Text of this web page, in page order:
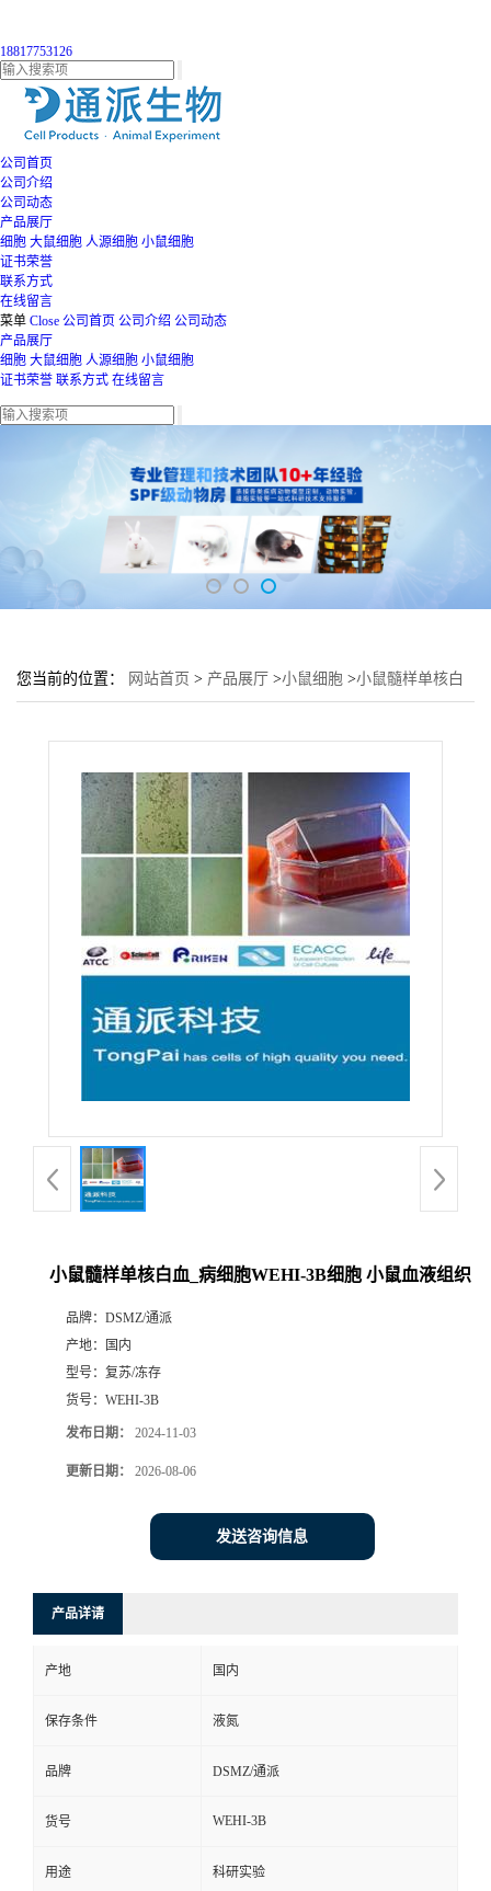
18817753126
公司首页
公司介绍
公司动态
产品展厅
细胞 大鼠细胞 人源细胞 小鼠细胞
证书荣誉
联系方式
在线留言
菜单 Close 公司首页 公司介绍 公司动态
产品展厅
细胞 大鼠细胞 人源细胞 小鼠细胞
证书荣誉 联系方式 在线留言
您当前的位置： 网站首页 > 产品展厅 >小鼠细胞 >小鼠髓样单核白
小鼠髓样单核白血_病细胞WEHI-3B细胞 小鼠血液组织
品牌： DSMZ/通派
产地：
国内
型号： 复苏/冻存
货号： WEHI-3B
发布日期： 2024-11-03
更新日期： 2026-08-06
发送咨询信息
产品详请
产地 国内
保存条件 液氮
品牌 DSMZ/通派
货号 WEHI-3B
用途 科研实验